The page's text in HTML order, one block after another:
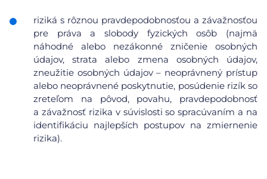
riziká s rôznou pravdepodobnosťou a závažnosťou
pre práva a slobody fyzických osôb (najmä
náhodné alebo nezákonné zničenie osobných
údajov, strata alebo zmena osobných údajov,
zneužitie osobných údajov – neoprávnený prístup
alebo neoprávnené poskytnutie, posúdenie rizík so
zreteľom na pôvod, povahu, pravdepodobnosť
a závažnosť rizika v súvislosti so spracúvaním a na
identifikáciu najlepších postupov na zmiernenie
rizika).